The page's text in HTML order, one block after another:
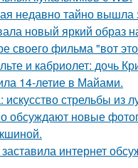
недавно тайно вышла
новый яркий образ
своего фильма "вот
и кабриолет: дочь
14-летие в Майами.
стрельбы из
обсуждают новые
интернет